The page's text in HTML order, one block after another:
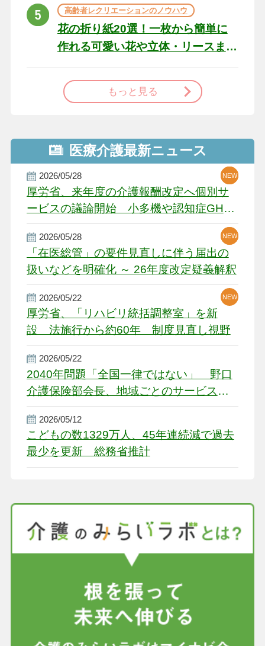
高齢者レクリエーションのノウハウ
花の折り紙20選！一枚から簡単に
作れる可愛い花や立体・リースま
もっと見る
医療介護最新ニュース
2026/05/28
厚労省、来年度の介護報酬改定へ個別サ
ービスの議論開始 小多機や認知症GH、
厳しい経営環境に危機感
NEW
NEW
NEW
2026/05/28
「在医総管」の要件見直しに伴う届出の
扱いなどを明確化 ～ 26年度改定疑義解釈
NEW
NEW
2026/05/22
厚労省、「リハビリ統括調整室」を新
設 法施行から約60年 制度見直し視野
NEW
2026/05/22
2040年問題「全国一律ではない」 野口
介護保険部会長、地域ごとのサービス基
盤整備を促す
2026/05/12
こどもの数1329万人、45年連続減で過去
最少を更新 総務省推計